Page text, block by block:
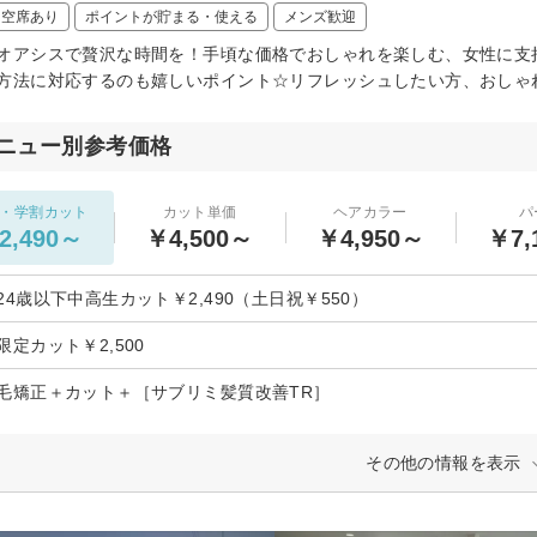
席あり ポイントが貯まる・使える メンズ歓迎
アシスで贅沢な時間を！手頃な価格でおしゃれを楽しむ、女性に
法に対応するのも嬉しいポイント☆リフレッシュしたい方、おし
ュー別参考価格
学割カット
～
カット単価
￥4,500～
ヘアカラー
￥4,950～
パ
￥
歳以下中高生カット￥2,490（土日祝￥550）
定カット￥2,500
矯正＋カット＋［サブリミ髪質改善TR］
その他の情報を表示